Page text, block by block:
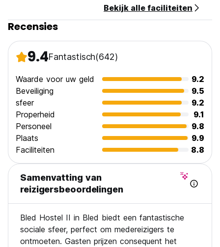
Belastingen niet inbegrepen - 3,13€
Ontbijt niet inbegrepen.
Openingstijden receptie 8:00 tot 00:00 uur. (Auto-
translated from original language)
Bekijk alle faciliteiten
Recensies
9.4Fantastisch(642)
Waarde voor uw geld
9.2
Beveiliging
9.5
sfeer
9.2
Properheid
9.1
Personeel
9.8
Plaats
9.9
Faciliteiten
8.8
Samenvatting van
reizigersbeoordelingen
Bled Hostel II in Bled biedt een fantastische
sociale sfeer, perfect om medereizigers te
ontmoeten. Gasten prijzen consequent het